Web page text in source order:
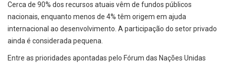
Cerca de 90% dos recursos atuais vêm de fundos públicos
nacionais, enquanto menos de 4% têm origem em ajuda
internacional ao desenvolvimento. A participação do setor privado
ainda é considerada pequena.
Entre as prioridades apontadas pelo Fórum das Nações Unidas